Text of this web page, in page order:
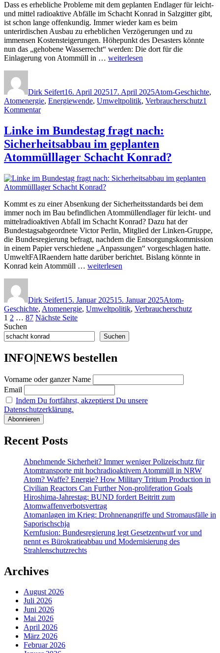
Dass es erhebliche Probleme mit dem geplanten Endlager für leicht-
und mittel radioaktive Abfälle im Schacht Konrad in Salzgitter gibt,
ist schon lange offenkundig. Immer wieder kam es beim
unterirdischen Ausbau zu erheblichen Verzögerungen und zu
immensen Kostensteigerungen. Höhepunkt des Desasters könnte
nun das „gehobene Wasserrecht“ werden: Die dort für die
Einlagerung von Atommüll in … „Atommüll-
Konrad
–
Aus?“
weiterlesen
Dirk Seifert16. April 202517. April 2025Atom-Geschichte,
Atomenergie, Energiewende, Umweltpolitik, Verbraucherschutz1
Kommentarzu
Endlagerung
ohne
Schacht
Konrad
–
das
Aus?
Linke im Bundestag fragt nach:
Sicherheitsabbau im geplanten
Atommülllager Schacht Konrad?
Kommt es zu einer Absenkung der Sicherheitsstandards bei dem
immer noch im Bau befindlichen Atommüllendlager für leicht- und
mittelradioaktiven Abfall im Schacht Konrad? Dazu hat der
Bundestagsabgeordnete Victor Perlin, Mitglied der Linken-Gruppe,
die Bundesregierung befragt, nachdem die Entsorgungskommission
in einem Papier verschiedene „Anpassungen“ vorgeschlagen hatte.
UmweltFAIRaendern hatte darüber berichtet. Bislang könnte in
Konrad kein Atommüll … „Linke
nach:
Sicherheitsabbau
Atommülllager
Konrad?“
weiterlesen
Dirk Seifert15. Januar 202515. Januar 2025Atom-
Geschichte, Atomenergie, Umweltpolitik, Verbraucherschutz
Seitennummerierung
der
Beiträge
Seite
1 Seite
2 … Seite
87 Nächste Seite
Suchen
Suchen
INFO|NEWS bestellen
Vorname oder ganzer Name
Email
Indem Du fortfährst, akzeptierst Du unsere
Datenschutzerklärung.
Recent Posts
Abnehmende Sicherheit? Immer weniger Polizeischutz für
Atomtransporte mit hochradioaktivem Atommüll in NRW
Atom? Waffe? Energie? How Military Tritium Production in
Civilian Reactors Can Further Non-proliferation Goals
Hiroshima-Jahrestag: BUND fordert Beitritt zum
Atomwaffenverbotsvertrag
Atomanlagen im Krieg: Drohnenangriffe und Stromausfälle in
Saporischschja
Kernfusion: Bundesregierung legt Gesetzentwurf vor und
nennt es Bürokratieabbau und Modernisierung des
Strahlenschutzrechts
Archives
August 2026
Juli 2026
Juni 2026
Mai 2026
April 2026
März 2026
Februar 2026